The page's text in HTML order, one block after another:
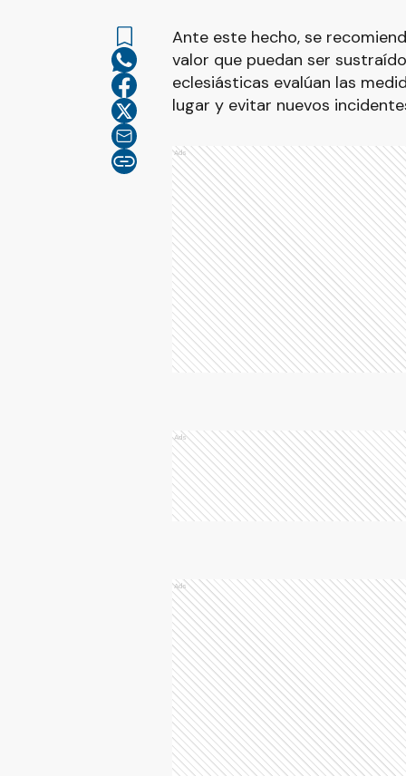
Ante este hecho, se
valor que puedan ser
eclesiásticas evalúan las
lugar y evitar nuevos
Ads
Ads
Ads